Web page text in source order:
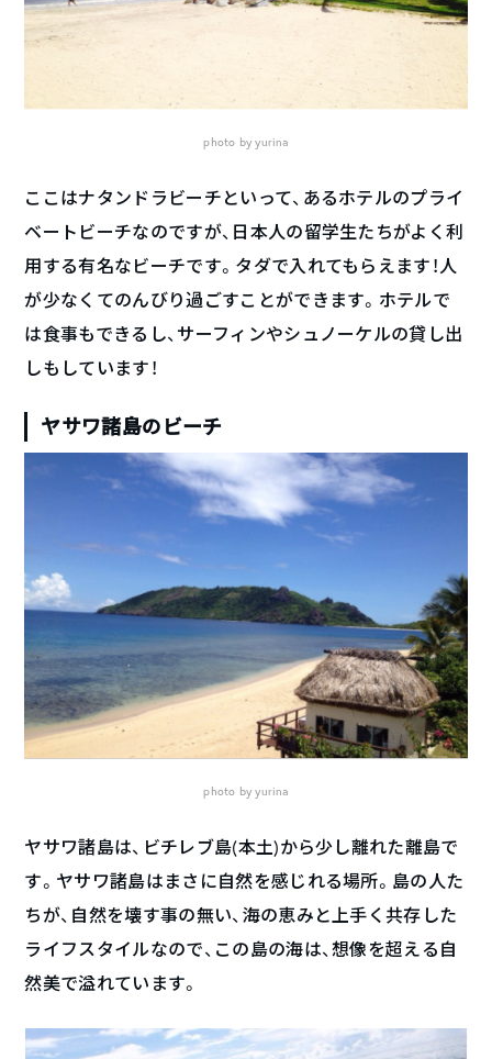
photo by yurina
ここはナタンドラビーチといって、あるホテルのプライ
ベートビーチなのですが、日本人の留学生たちがよく利
用する有名なビーチです。タダで入れてもらえます！人
が少なくてのんびり過ごすことができます。ホテルで
は食事もできるし、サーフィンやシュノーケルの貸し出
しもしています！
ヤサワ諸島のビーチ
photo by yurina
ヤサワ諸島は、ビチレブ島(本土)から少し離れた離島で
す。ヤサワ諸島はまさに自然を感じれる場所。島の人た
ちが、自然を壊す事の無い、海の恵みと上手く共存した
ライフスタイルなので、この島の海は、想像を超える自
然美で溢れています。